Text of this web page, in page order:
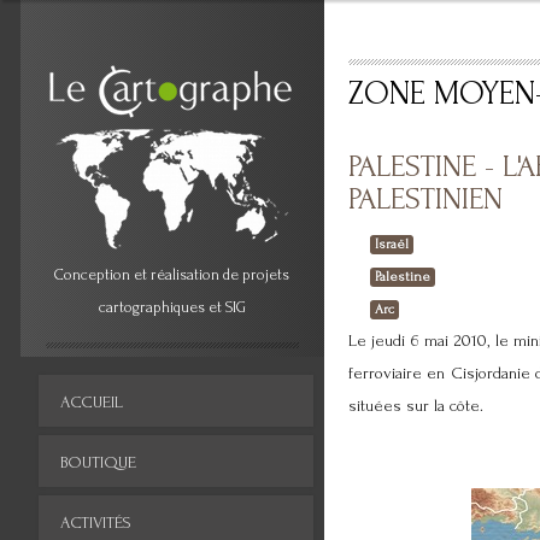
ZONE
PALESTINE -
PALESTINIEN
Israël
Palestine
Arc
Le jeudi 6 mai 2010, le
ferroviaire en Cisjordanie
situées sur la côte.
Conception et réalisation de projets
cartographiques et SIG
ACCUEIL
BOUTIQUE
ACTIVITÉS